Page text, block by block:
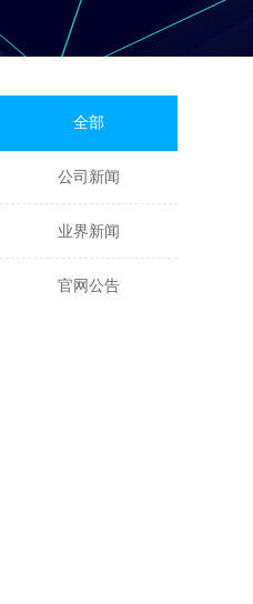
全部
公司新闻
业界新闻
官网公告